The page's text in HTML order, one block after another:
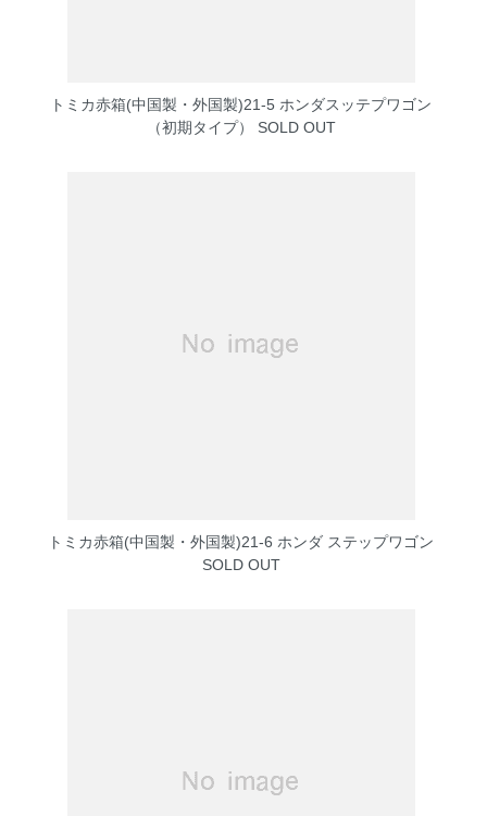
トミカ赤箱(中国製・外国製)21-5 ホンダスッテプワゴン
（初期タイプ）
SOLD OUT
トミカ赤箱(中国製・外国製)21-6 ホンダ ステップワゴン
SOLD OUT